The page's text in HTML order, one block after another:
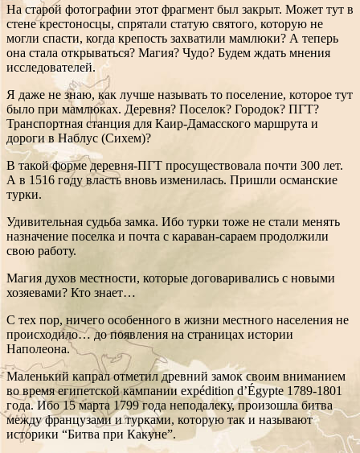
На старой фотографии этот фрагмент был закрыт. Может тут в
стене крестоносцы, спрятали статую святого, которую не
могли спасти, когда крепость захватили мамлюки? А теперь
она стала открываться? Магия? Чудо? Будем ждать мнения
исследователей.
Я даже не знаю, как лучше называть то поселение, которое тут
было при мамлюках. Деревня? Поселок? Городок? ПГТ?
Транспортная станция для Каир-Дамасского маршрута и
дороги в Наблус (Сихем)?
В такой форме деревня-ПГТ просуществовала почти 300 лет.
А в 1516 году власть вновь изменилась. Пришли османские
турки.
Удивительная судьба замка. Ибо турки тоже не стали менять
назначение поселка и почта с караван-сараем продолжили
свою работу.
Магия духов местности, которые договаривались с новыми
хозяевами? Кто знает…
С тех пор, ничего особенного в жизни местного населения не
происходило… до появления на страницах истории
Наполеона.
Маленький капрал отметил древний замок своим вниманием
во время египетской кампании expédition d’Égypte 1789-1801
года. Ибо 15 марта 1799 года неподалеку, произошла битва
между французами и турками, которую так и называют
историки “Битва при Какуне”.